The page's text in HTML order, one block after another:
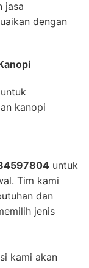
jasa
dengan
kanopi
untuk
Tim kami
dan
jenis
kami akan